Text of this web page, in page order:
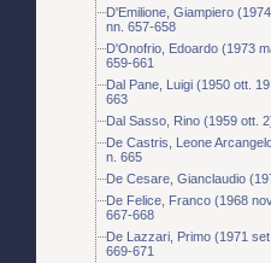
D'Emilione, Giampiero
nn. 657-658
D'Onofrio, Edoardo (1973
659-661
Dal Pane, Luigi (1950 ott.
663
Dal Sasso, Rino (1959 ott.
De Castris, Leone
n. 665
De Cesare, Gianclaudio
De Felice, Franco (1968
667-668
De Lazzari, Primo (1971
669-671